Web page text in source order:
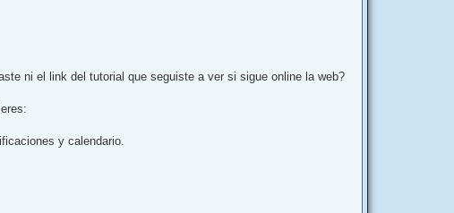
ni el link del tutorial que seguiste a ver si sigue online la web?
y calendario.